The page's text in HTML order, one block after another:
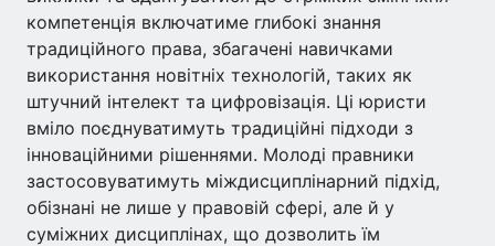
компетенція включатиме глибокі знання
традиційного права, збагачені навичками
використання новітніх технологій, таких як
штучний інтелект та цифровізація. Ці юристи
вміло поєднуватимуть традиційні підходи з
інноваційними рішеннями. Молоді правники
застосовуватимуть міждисциплінарний підхід,
обізнані не лише у правовій сфері, але й у
суміжних дисциплінах, що дозволить їм